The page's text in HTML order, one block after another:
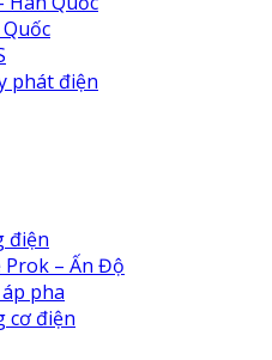
phát điện
điện
Prok – Ấn Độ
pha
cơ điện